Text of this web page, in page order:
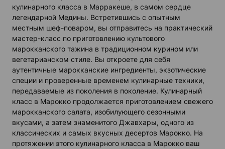
кулинарного класса в Марракеше, в самом сердце
легендарной Медины. Встретившись с опытным
местным шеф-поваром, вы отправитесь на практический
мастер-класс по приготовлению культового
марокканского тажина в традиционном курином или
вегетарианском стиле. Вы откроете для себя
аутентичные марокканские ингредиенты, экзотические
специи и проверенные временем кулинарные техники,
передаваемые из поколения в поколение. Кулинарный
класс в Марокко продолжается приготовлением свежего
марокканского салата, изобилующего сезонными
вкусами, а затем знаменитого Джавхары, одного из
классических и самых вкусных десертов Марокко. На
протяжении этого кулинарного класса в Марокко ваш